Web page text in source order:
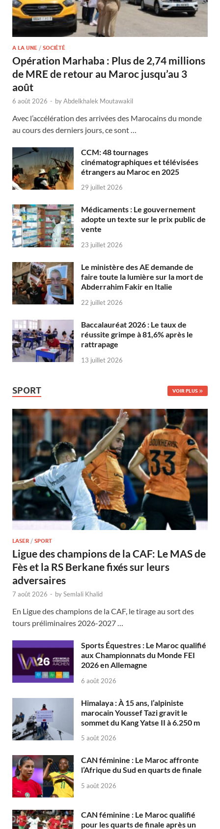
A LA UNE / SOCIÉTÉ
Opération Marhaba : Plus de 2,74 millions
de MRE de retour au Maroc jusqu’au 3
août
6 août 2026 - byAbdelkhalek Moutawakil
Avec l’accélération des arrivées des Marocains du monde
au cours des derniers jours, ce sont …
CCM: 48 tournages
cinématographiques et télévisées
étrangers au Maroc en 2025
29 juillet 2026
Médicaments : Le gouvernement
adopte un texte sur le prix public de
vente
23 juillet 2026
Le ministère des AE demande de
faire toute la lumière sur la mort de
Abderrahim Fakir en Italie
22 juillet 2026
Baccalauréat 2026 : Le taux de
réussite grimpe à 81,6% après le
rattrapage
13 juillet 2026
SPORT VOIR PLUS
LASER / SPORT
Ligue des champions de la CAF: Le MAS de
Fès et la RS Berkane fixés sur leurs
adversaires
7 août 2026 - bySemlali Khalid
En Ligue des champions de la CAF, le tirage au sort des
tours préliminaires 2026-2027 …
Sports Équestres : Le Maroc qualifié
aux Championnats du Monde FEI
2026 en Allemagne
6 août 2026
Himalaya : À 15 ans, l’alpiniste
marocain Youssef Tazi gravit le
sommet du Kang Yatse II à 6.250 m
5 août 2026
CAN féminine : Le Maroc affronte
l’Afrique du Sud en quarts de finale
5 août 2026
CAN féminine : Le Maroc qualifié
pour les quarts de finale après un